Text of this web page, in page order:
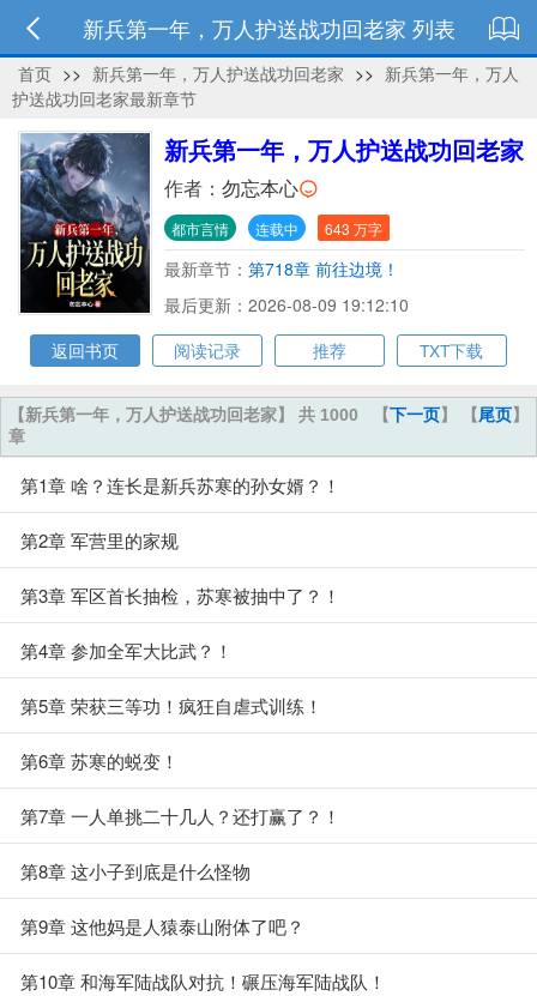
新兵第一年，万人护送战功回老家 列表
首页 >> 新兵第一年，万人护送战功回老家 >> 新兵第一年，万人
护送战功回老家最新章节
新兵第一年，万人护送战功回老家
作者： 勿忘本心
都市言情 连载中 643 万字
最新章节： 第718章 前往边境！
最后更新：2026-08-09 19:12:10
返回书页
阅读记录 推荐 TXT下载
【下一页】 【尾页】
【新兵第一年，万人护送战功回老家】 共 1000
章
第1章 啥？连长是新兵苏寒的孙女婿？！
第2章 军营里的家规
第3章 军区首长抽检，苏寒被抽中了？！
第4章 参加全军大比武？！
第5章 荣获三等功！疯狂自虐式训练！
第6章 苏寒的蜕变！
第7章 一人单挑二十几人？还打赢了？！
第8章 这小子到底是什么怪物
第9章 这他妈是人猿泰山附体了吧？
第10章 和海军陆战队对抗！碾压海军陆战队！